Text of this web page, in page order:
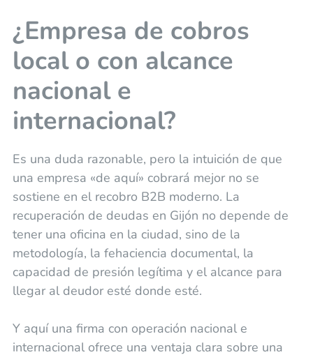
¿Empresa de cobros
local o con alcance
nacional e
internacional?
Es una duda razonable, pero la intuición de que
una empresa «de aquí» cobrará mejor no se
sostiene en el recobro B2B moderno. La
recuperación de deudas en Gijón no depende de
tener una oficina en la ciudad, sino de la
metodología, la fehaciencia documental, la
capacidad de presión legítima y el alcance para
llegar al deudor esté donde esté.
Y aquí una firma con operación nacional e
internacional ofrece una ventaja clara sobre una